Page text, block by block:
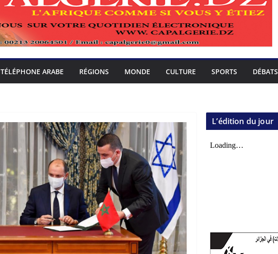
TÉLÉPHONE ARABE RÉGIONS MONDE CULTURE SPORTS DÉBATS
L’édition du jour